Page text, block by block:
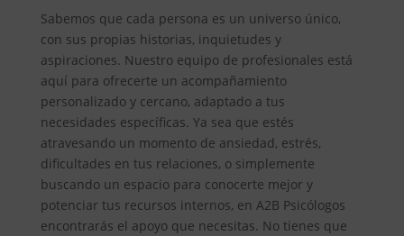
Sabemos que cada persona es un universo único,
con sus propias historias, inquietudes y
aspiraciones. Nuestro equipo de profesionales está
aquí para ofrecerte un acompañamiento
personalizado y cercano, adaptado a tus
necesidades específicas. Ya sea que estés
atravesando un momento de ansiedad, estrés,
dificultades en tus relaciones, o simplemente
buscando un espacio para conocerte mejor y
potenciar tus recursos internos, en A2B Psicólogos
encontrarás el apoyo que necesitas. No tienes que